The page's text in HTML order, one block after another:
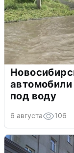
под воду
6 августа 106